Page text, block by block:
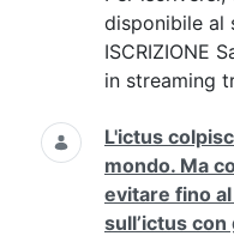
disponibile al
ISCRIZIONE
in streaming
L'ictus
mondo. Ma
evitare fino
sull’ictus